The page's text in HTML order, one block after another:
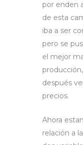
por enden
de esta
iba a ser
pero se
el mejor
después
precios.
Ahora
relación a